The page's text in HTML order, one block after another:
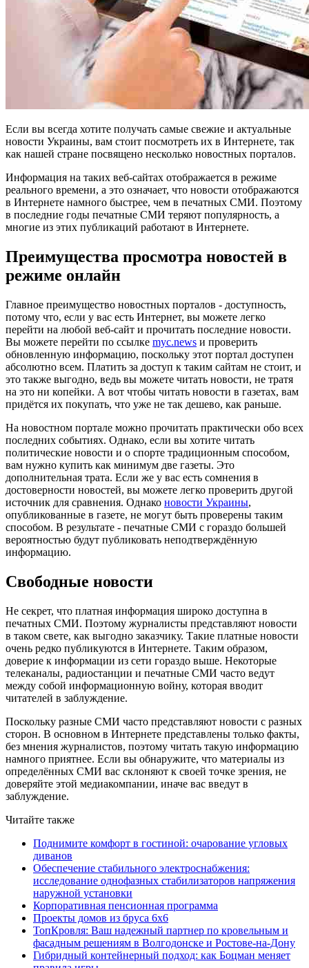
Если вы всегда хотите получать самые свежие и актуальные
новости Украины, вам стоит посмотреть их в Интернете, так
как нашей стране посвящено несколько новостных порталов.
Информация на таких веб-сайтах отображается в режиме
реального времени, а это означает, что новости отображаются
в Интернете намного быстрее, чем в печатных СМИ. Поэтому
в последние годы печатные СМИ теряют популярность, а
многие из этих публикаций работают в Интернете.
Преимущества просмотра новостей в
режиме онлайн
Главное преимущество новостных порталов - доступность,
потому что, если у вас есть Интернет, вы можете легко
перейти на любой веб-сайт и прочитать последние новости.
Вы можете перейти по ссылке myc.news и проверить
обновленную информацию, поскольку этот портал доступен
абсолютно всем. Платить за доступ к таким сайтам не стоит, и
это также выгодно, ведь вы можете читать новости, не тратя
на это ни копейки. А вот чтобы читать новости в газетах, вам
придётся их покупать, что уже не так дешево, как раньше.
На новостном портале можно прочитать практически обо всех
последних событиях. Однако, если вы хотите читать
политические новости и о спорте традиционным способом,
вам нужно купить как минимум две газеты. Это
дополнительная трата. Если же у вас есть сомнения в
достоверности новостей, вы можете легко проверить другой
источник для сравнения. Однако новости Украины,
опубликованные в газете, не могут быть проверены таким
способом. В результате - печатные СМИ с гораздо большей
вероятностью будут публиковать неподтверждённую
информацию.
Свободные новости
Не секрет, что платная информация широко доступна в
печатных СМИ. Поэтому журналисты представляют новости
в таком свете, как выгодно заказчику. Такие платные новости
очень редко публикуются в Интернете. Таким образом,
доверие к информации из сети гораздо выше. Некоторые
телеканалы, радиостанции и печатные СМИ часто ведут
между собой информационную войну, которая вводит
читателей в заблуждение.
Поскольку разные СМИ часто представляют новости с разных
сторон. В основном в Интернете представлены только факты,
без мнения журналистов, поэтому читать такую информацию
намного приятнее. Если вы обнаружите, что материалы из
определённых СМИ вас склоняют к своей точке зрения, не
доверяйте этой медиакомпании, иначе вас введут в
заблуждение.
Читайте также
Поднимите комфорт в гостиной: очарование угловых
диванов
Обеспечение стабильного электроснабжения:
исследование однофазных стабилизаторов напряжения
наружной установки
Корпоративная пенсионная программа
Проекты домов из бруса 6х6
ТопКровля: Ваш надежный партнер по кровельным и
фасадным решениям в Волгодонске и Ростове-на-Дону
Гибридный контейнерный подход: как Боцман меняет